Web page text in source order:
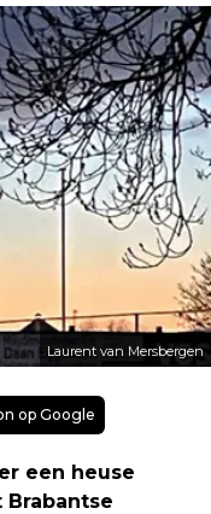
Laurent van Mersbergen
op Google
een heuse